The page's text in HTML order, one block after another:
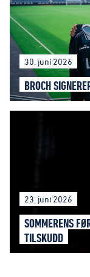
30. juni 2026
BROCH
23. juni 2026
SOMMERENS
TILSKUDD